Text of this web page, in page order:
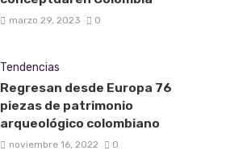
marzo 29, 2023 0
Tendencias
Regresan desde Europa 76
piezas de patrimonio
arqueológico colombiano
noviembre 16, 2022 0